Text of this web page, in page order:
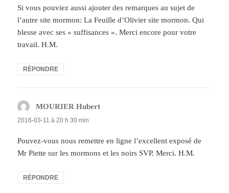
Si vous pouviez aussi ajouter des remarques au sujet de
l’autre site mormon: La Feuille d’Olivier site mormon. Qui
blesse avec ses « suffisances ». Merci encore pour votre
travail. H.M.
RÉPONDRE
MOURIER Hubert
2016-03-11 à 20 h 30 min
Pouvez-vous nous remettre en ligne l’excellent exposé de
Mr Piette sur les mormons et les noirs SVP. Merci. H.M.
RÉPONDRE